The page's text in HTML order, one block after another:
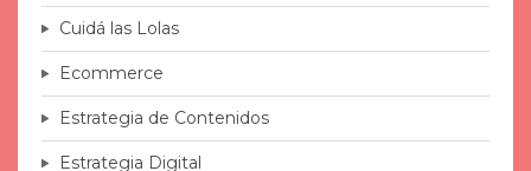
Cuidá las Lolas
Ecommerce
Estrategia de Contenidos
Estrategia Digital